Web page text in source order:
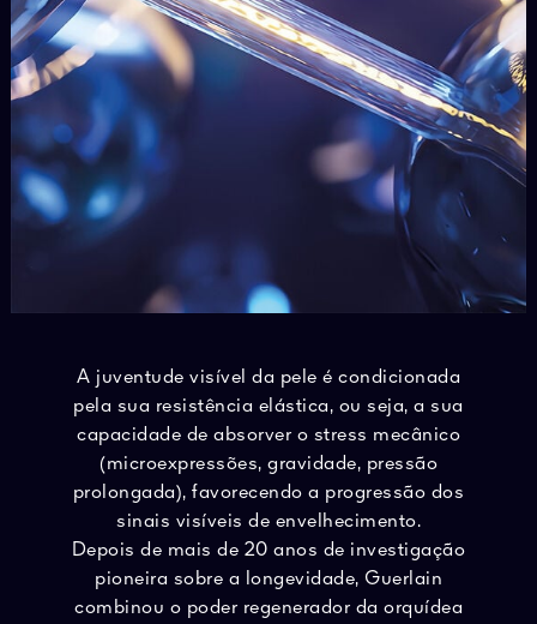
A juventude visível da pele é condicionada
pela sua resistência elástica, ou seja, a sua
capacidade de absorver o stress mecânico
(microexpressões, gravidade, pressão
prolongada), favorecendo a progressão dos
sinais visíveis de envelhecimento.
Depois de mais de 20 anos de investigação
pioneira sobre a longevidade, Guerlain
combinou o poder regenerador da orquídea